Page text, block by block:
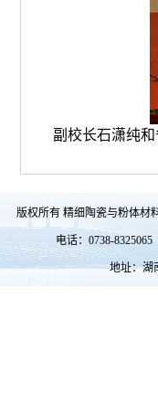
副校长石潇纯
版权所有 精细陶瓷与粉体材
电话：0738-
地址：湖